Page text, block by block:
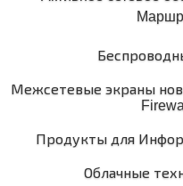
Межсетевые экраны
Продукты для
Облачные